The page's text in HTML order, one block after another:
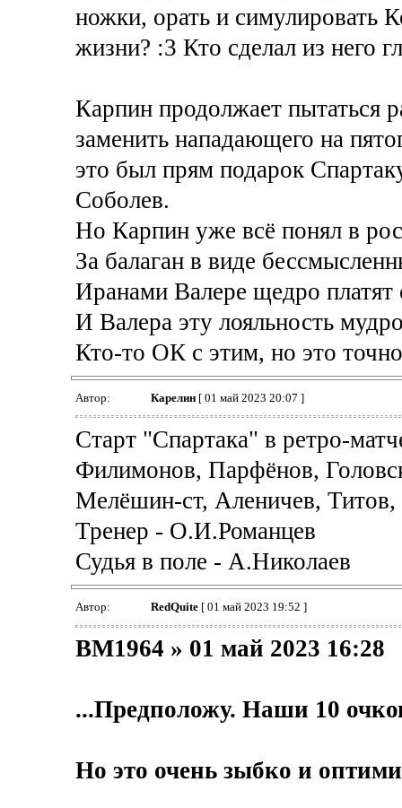
ножки, орать и симулировать
жизни? :3 Кто сделал из него
Карпин продолжает пытаться
заменить нападающего на
это был прям подарок
Соболев.
Но Карпин уже всё понял в
За балаган в виде
Иранами Валере щедро платят
И Валера эту лояльность
Кто-то ОК с этим, но это
Автор: Карелин[ 01 май 2023 20:07 ]
Старт "Спартака" в ретро-
Филимонов, Парфёнов,
Мелёшин-ст, Аленичев,
Тренер - О.И.Романцев
Судья в поле - А.Николаев
Автор: RedQuite[ 01 май 2023 19:52 ]
BM1964 » 01 май 2023 16:28
...Предположу. Наши 10
Но это очень зыбко и